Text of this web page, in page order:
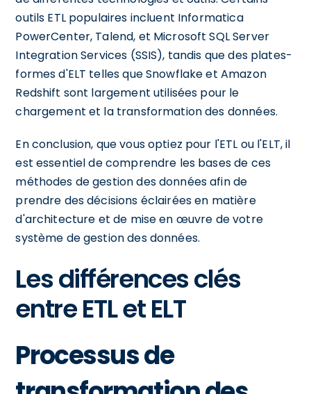
outils ETL populaires incluent Informatica
PowerCenter, Talend, et Microsoft SQL Server
Integration Services (SSIS), tandis que des plates-
formes d'ELT telles que Snowflake et Amazon
Redshift sont largement utilisées pour le
chargement et la transformation des données.
En conclusion, que vous optiez pour l'ETL ou l'ELT, il
est essentiel de comprendre les bases de ces
méthodes de gestion des données afin de
prendre des décisions éclairées en matière
d'architecture et de mise en œuvre de votre
système de gestion des données.
Les différences clés
entre ETL et ELT
Processus de